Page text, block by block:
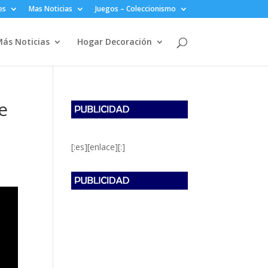
Mas Noticias Juegos – Coleccionismo
Noticias Hogar Decoración
[:es][enlace][:]